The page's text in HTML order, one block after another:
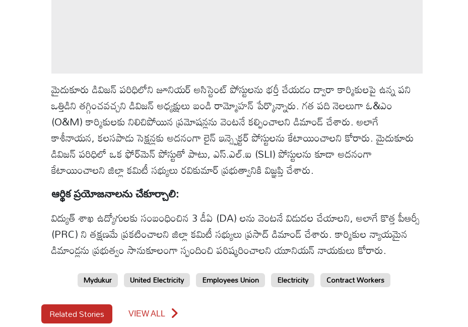
​మైదుకూరు డివిజన్ పరిధిలోని జూనియర్ అసిస్టెంట్ పోస్టులను భర్తీ చేయడం ద్వారా కార్మికులపై ఉన్న పని
ఒత్తిడిని తగ్గించవచ్చని డివిజన్ అధ్యక్షులు బండి రామ్మోహన్ పేర్కొన్నారు. గత పది నెలలుగా ఓ&ఎం
(O&M) కార్మికులకు నిలిచిపోయిన ప్రమోషన్లను వెంటనే కల్పించాలని డిమాండ్ చేశారు. అలాగే
కాశీనాయన, కలసపాడు సెక్షన్లకు అదనంగా లైన్ ఇన్స్పెక్టర్ పోస్టులను కేటాయించాలని కోరారు. ​మైదుకూరు
డివిజన్ పరిధిలో ఒక ఫోర్‌మెన్ పోస్టుతో పాటు, ఎస్.ఎల్.ఐ (SLI) పోస్టులను కూడా అదనంగా
కేటాయించాలని జిల్లా కమిటీ సభ్యులు రవికుమార్ ప్రభుత్వానికి విజ్ఞప్తి చేశారు.
​ఆర్థిక ప్రయోజనాలను చేకూర్చాలి:
​విద్యుత్ శాఖ ఉద్యోగులకు సంబంధించిన 3 డీఏ (DA) లను వెంటనే విడుదల చేయాలని, అలాగే కొత్త పీఆర్సీ
(PRC) ని తక్షణమే ప్రకటించాలని జిల్లా కమిటీ సభ్యులు ప్రసాద్ డిమాండ్ చేశారు. కార్మికుల న్యాయమైన
డిమాండ్లను ప్రభుత్వం సానుకూలంగా స్పందించి పరిష్కరించాలని యూనియన్ నాయకులు కోరారు.
Mydukur United Electricity Employees Union Electricity Contract Workers
Related Stories VIEW ALL